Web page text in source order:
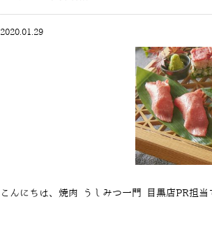
2020.01.29
こんにちは、焼肉 うしみつ一門 目黒店PR担当